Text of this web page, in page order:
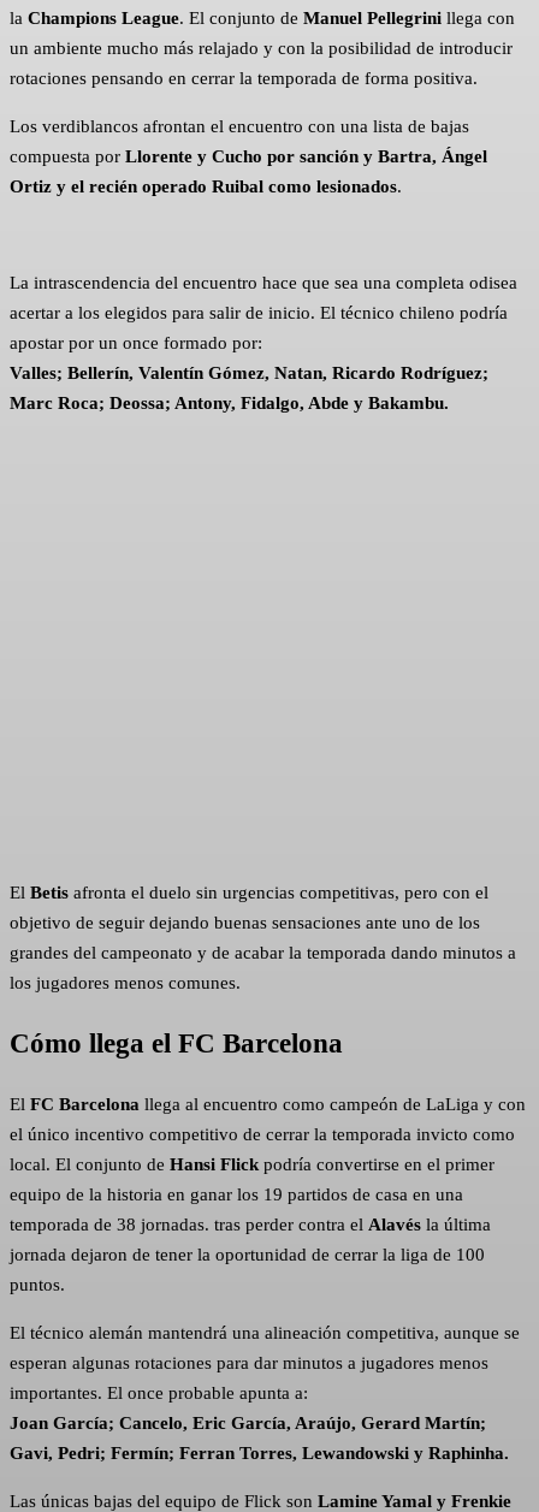
la Champions League. El conjunto de Manuel Pellegrini llega con
un ambiente mucho más relajado y con la posibilidad de introducir
rotaciones pensando en cerrar la temporada de forma positiva.
Los verdiblancos afrontan el encuentro con una lista de bajas
compuesta por Llorente y Cucho por sanción y Bartra, Ángel
Ortiz y el recién operado Ruibal como lesionados.
La intrascendencia del encuentro hace que sea una completa odisea
acertar a los elegidos para salir de inicio. El técnico chileno podría
apostar por un once formado por:
Valles; Bellerín, Valentín Gómez, Natan, Ricardo Rodríguez;
Marc Roca; Deossa; Antony, Fidalgo, Abde y Bakambu.
El Betis afronta el duelo sin urgencias competitivas, pero con el
objetivo de seguir dejando buenas sensaciones ante uno de los
grandes del campeonato y de acabar la temporada dando minutos a
los jugadores menos comunes.
Cómo llega el FC Barcelona
El FC Barcelona llega al encuentro como campeón de LaLiga y con
el único incentivo competitivo de cerrar la temporada invicto como
local. El conjunto de Hansi Flick podría convertirse en el primer
equipo de la historia en ganar los 19 partidos de casa en una
temporada de 38 jornadas. tras perder contra el Alavés la última
jornada dejaron de tener la oportunidad de cerrar la liga de 100
puntos.
El técnico alemán mantendrá una alineación competitiva, aunque se
esperan algunas rotaciones para dar minutos a jugadores menos
importantes. El once probable apunta a:
Joan García; Cancelo, Eric García, Araújo, Gerard Martín;
Gavi, Pedri; Fermín; Ferran Torres, Lewandowski y Raphinha.
Las únicas bajas del equipo de Flick son Lamine Yamal y Frenkie